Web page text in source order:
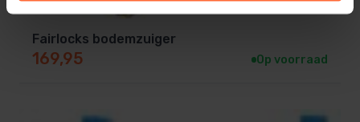
Fairlocks bodemzuiger
169,95 Op voorraad